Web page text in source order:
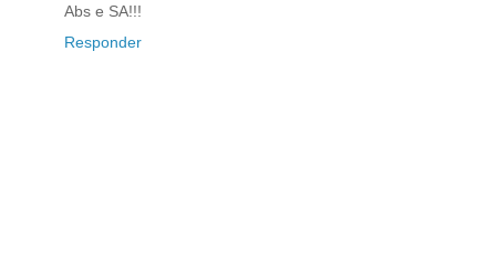
Abs e SA!!!
Responder